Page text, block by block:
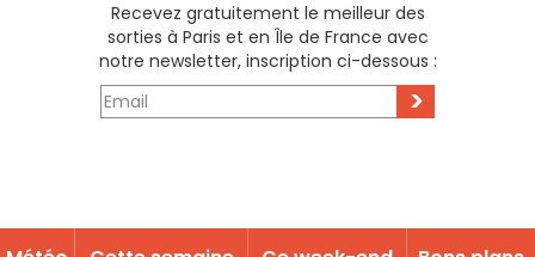
Recevez gratuitement le meilleur des
sorties à Paris et en Île de France avec
notre newsletter, inscription ci-dessous :
>